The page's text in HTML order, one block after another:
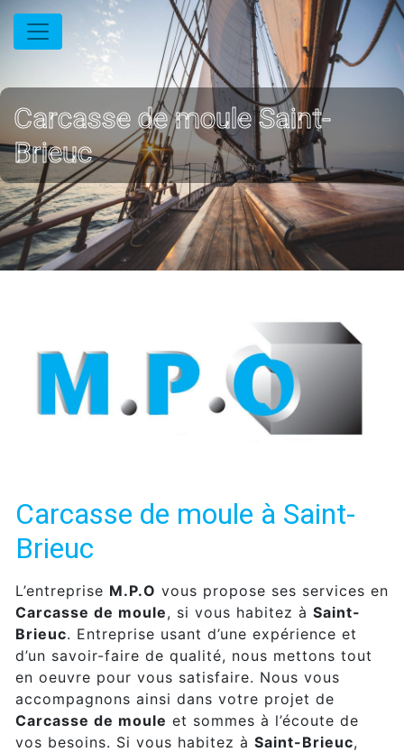
Panneau de gestion des cookies
Carcasse de moule Saint-
Brieuc
Carcasse de moule à Saint-
Brieuc
L’entreprise M.P.O vous propose ses services en
Carcasse de moule, si vous habitez à Saint-
Brieuc. Entreprise usant d’une expérience et
d’un savoir-faire de qualité, nous mettons tout
en oeuvre pour vous satisfaire. Nous vous
accompagnons ainsi dans votre projet de
Carcasse de moule et sommes à l’écoute de
vos besoins. Si vous habitez à Saint-Brieuc,